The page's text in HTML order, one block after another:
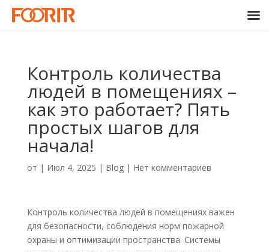
Контроль количества
людей в помещениях –
как это работает? Пять
простых шагов для
начала!
от | Июл 4, 2025 | Blog| Нет комментариев
Контроль количества людей в помещениях важен
для безопасности, соблюдения норм пожарной
охраны и оптимизации пространства. Системы